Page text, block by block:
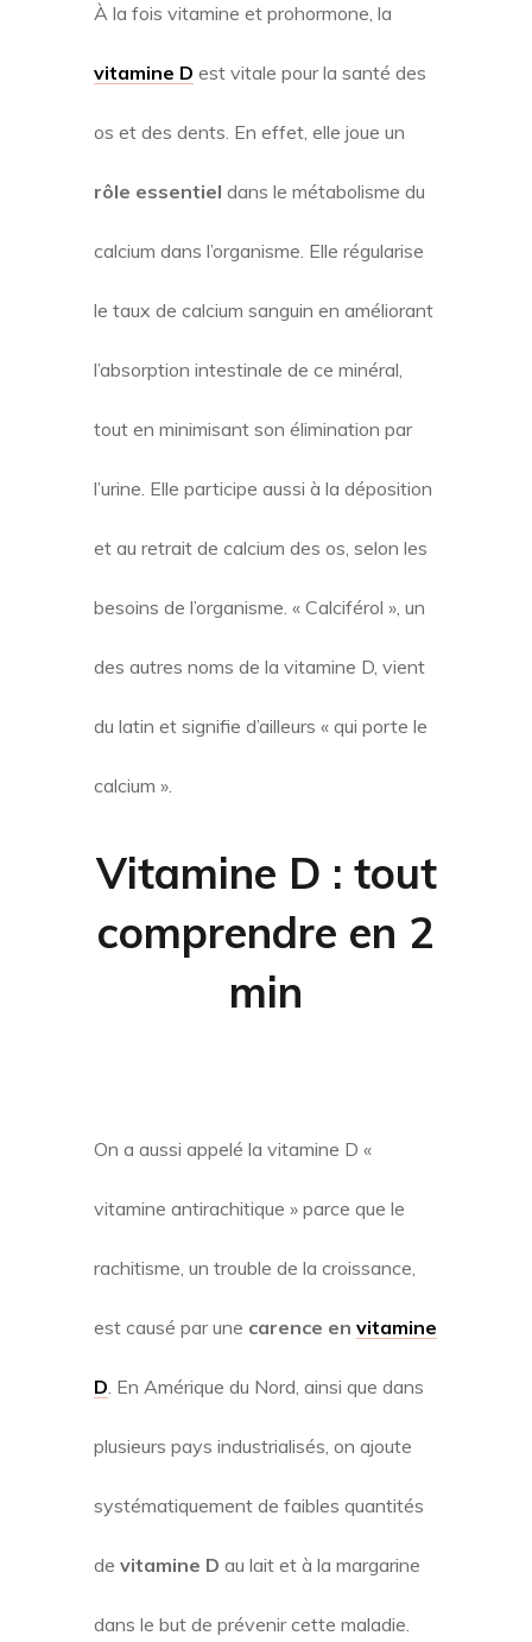
À la fois vitamine et prohormone, la
vitamine D est vitale pour la santé des
os et des dents. En effet, elle joue un
rôle essentiel dans le métabolisme du
calcium dans l’organisme. Elle régularise
le taux de calcium sanguin en améliorant
l’absorption intestinale de ce minéral,
tout en minimisant son élimination par
l’urine. Elle participe aussi à la déposition
et au retrait de calcium des os, selon les
besoins de l’organisme. « Calciférol », un
des autres noms de la vitamine D, vient
du latin et signifie d’ailleurs « qui porte le
calcium ».
Vitamine D : tout
comprendre en 2
min
On a aussi appelé la vitamine D «
vitamine antirachitique » parce que le
rachitisme, un trouble de la croissance,
est causé par une carence en vitamine
D. En Amérique du Nord, ainsi que dans
plusieurs pays industrialisés, on ajoute
systématiquement de faibles quantités
de vitamine D au lait et à la margarine
dans le but de prévenir cette maladie.